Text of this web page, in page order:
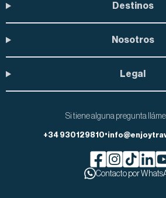
Destinos
Nosotros
Legal
Si tiene alguna pregunta
+34 930129810•
Facebook de Enjoy
Instagram de
Tiktok de
Contacto por